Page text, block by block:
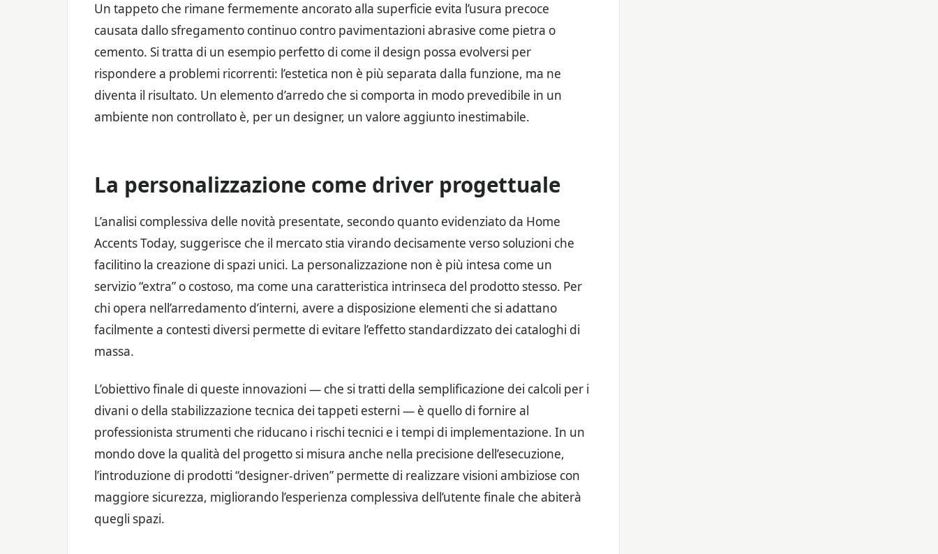
Un tappeto che rimane fermemente ancorato alla superficie evita l’usura precoce
causata dallo sfregamento continuo contro pavimentazioni abrasive come pietra o
cemento. Si tratta di un esempio perfetto di come il design possa evolversi per
rispondere a problemi ricorrenti: l’estetica non è più separata dalla funzione, ma ne
diventa il risultato. Un elemento d’arredo che si comporta in modo prevedibile in un
ambiente non controllato è, per un designer, un valore aggiunto inestimabile.
La personalizzazione come driver progettuale
L’analisi complessiva delle novità presentate, secondo quanto evidenziato da Home
Accents Today, suggerisce che il mercato stia virando decisamente verso soluzioni che
facilitino la creazione di spazi unici. La personalizzazione non è più intesa come un
servizio “extra” o costoso, ma come una caratteristica intrinseca del prodotto stesso. Per
chi opera nell’arredamento d’interni, avere a disposizione elementi che si adattano
facilmente a contesti diversi permette di evitare l’effetto standardizzato dei cataloghi di
massa.
L’obiettivo finale di queste innovazioni — che si tratti della semplificazione dei calcoli per i
divani o della stabilizzazione tecnica dei tappeti esterni — è quello di fornire al
professionista strumenti che riducano i rischi tecnici e i tempi di implementazione. In un
mondo dove la qualità del progetto si misura anche nella precisione dell’esecuzione,
l’introduzione di prodotti “designer-driven” permette di realizzare visioni ambiziose con
maggiore sicurezza, migliorando l’esperienza complessiva dell’utente finale che abiterà
quegli spazi.